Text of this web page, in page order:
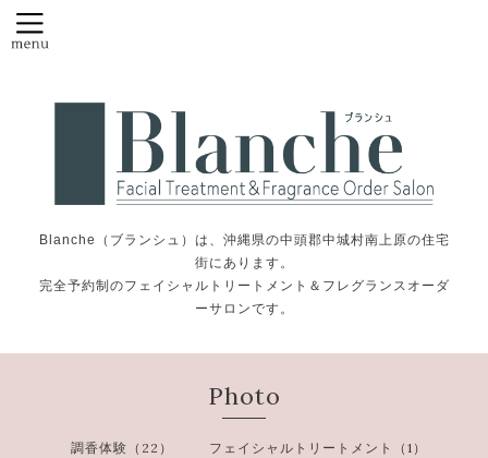
Blanche（ブランシュ）は、沖縄県の中頭郡中城村南上原の住宅
街にあります。
完全予約制のフェイシャルトリートメント＆フレグランスオーダ
ーサロンです。
Photo
調香体験（22） フェイシャルトリートメント（1）